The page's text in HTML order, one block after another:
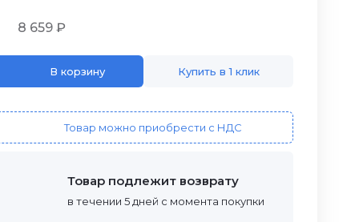
8 659 ₽
В корзину Купить в 1 клик
Товар можно приобрести с НДС
Товар подлежит возврату
в течении 5 дней с момента покупки